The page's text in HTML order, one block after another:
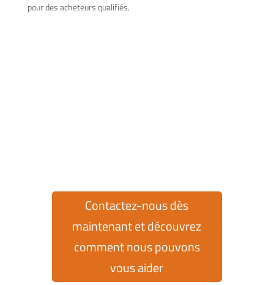
pour des acheteurs qualifiés.
Contactez-nous dès
maintenant et découvrez
comment nous pouvons
vous aider